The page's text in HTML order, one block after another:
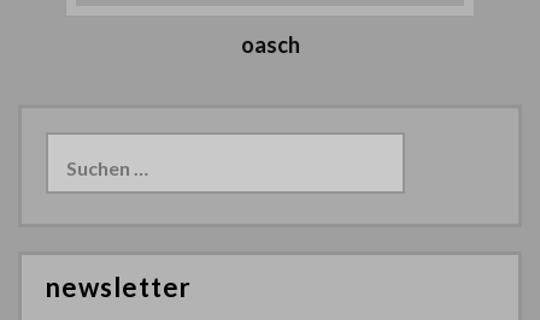
oasch
newsletter